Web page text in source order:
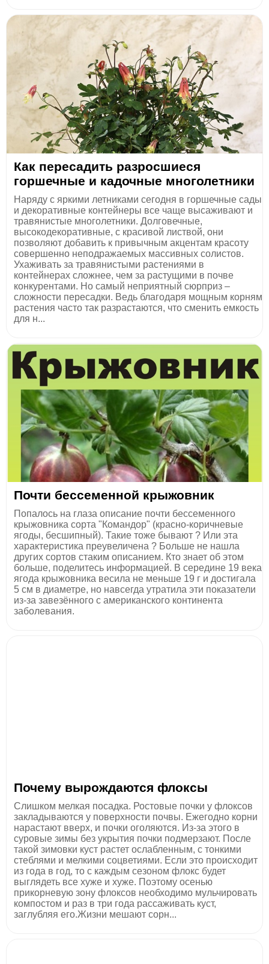
Как пересадить разросшиеся
горшечные и кадочные многолетники
Наряду с яркими летниками сегодня в горшечные сады
и декоративные контейнеры все чаще высаживают и
травянистые многолетники. Долговечные,
высокодекоративные, с красивой листвой, они
позволяют добавить к привычным акцентам красоту
совершенно неподражаемых массивных солистов.
Ухаживать за травянистыми растениями в
контейнерах сложнее, чем за растущими в почве
конкурентами. Но самый неприятный сюрприз –
сложности пересадки. Ведь благодаря мощным корням
растения часто так разрастаются, что сменить емкость
для н...
Почти бессеменной крыжовник
Попалось на глаза описание почти бессеменного
крыжовника сорта "Командор" (красно-коричневые
ягоды, бесшипный). Такие тоже бывают ? Или эта
характеристика преувеличена ? Больше не нашла
других сортов стаким описанием. Кто знает об этом
больше, поделитесь информацией. В середине 19 века
ягода крыжовника весила не меньше 19 г и достигала
5 см в диаметре, но навсегда утратила эти показатели
из-за завезённого с американского континента
заболевания.
Почему вырождаются флоксы
Слишком мелкая посадка. Ростовые почки у флоксов
закладываются у поверхности почвы. Ежегодно корни
нарастают вверх, и почки оголяются. Из-за этого в
суровые зимы без укрытия почки подмерзают. После
такой зимовки куст растет ослабленным, с тонкими
стеблями и мелкими соцветиями. Если это происходит
из года в год, то с каждым сезоном флокс будет
выглядеть все хуже и хуже. Поэтому осенью
прикорневую зону флоксов необходимо мульчировать
компостом и раз в три года рассаживать куст,
заглубляя его.Жизни мешают сорн...